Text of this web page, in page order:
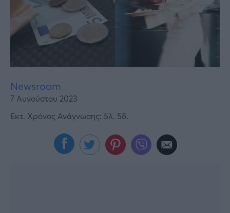
Γυναίκα
Καιρός
Newsroom
7 Αυγούστου 2023
Εκτ. Χρόνος Ανάγνωσης: 5λ. 5δ.